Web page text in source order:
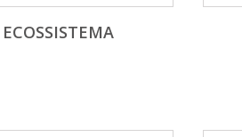
ECOSSISTEMA